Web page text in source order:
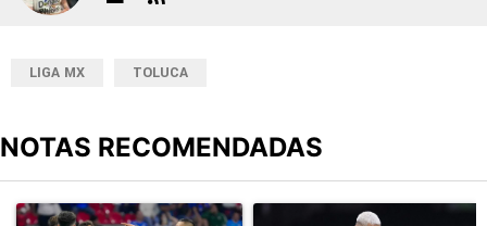
LIGA MX TOLUCA
NOTAS RECOMENDADAS
Un artículo de tendencia con el título "Cruz Azul 2-3 Atlante:
Un artículo de tendencia con